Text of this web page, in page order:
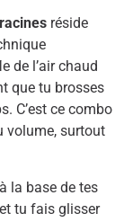
réside
de l’air chaud
que tu brosses
C’est ce combo
volume, surtout
la base de tes
tu fais glisser